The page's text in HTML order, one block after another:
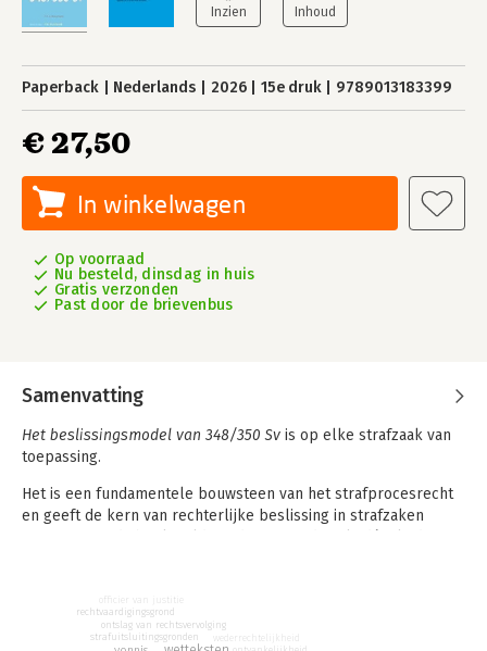
Paperback Nederlands 2026 15e druk 9789013183399
€ 27,50
In winkelwagen
Op voorraad
Nu besteld, dinsdag in huis
Gratis verzonden
Past door de brievenbus
Samenvatting
Het beslissingsmodel van 348/350 Sv is op elke strafzaak van
toepassing.
Het is een fundamentele bouwsteen van het strafprocesrecht
en geeft de kern van rechterlijke beslissing in strafzaken
complicaties die zich hierbij kunnen voordoen.
De lezer wordt hierbij als het ware door het beslissingsmodel
strafuitsluitingsgronden
ontslag van rechtsvervolging
wederrechtelijkheid
rechtvaardigingsgrond
officier van justitie